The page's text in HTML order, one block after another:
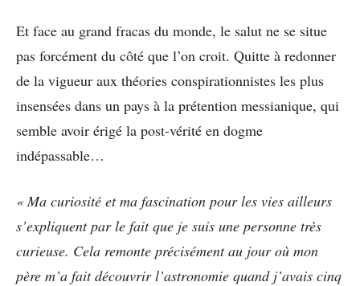
Et face au grand fracas du monde, le salut ne se situe
pas forcément du côté que l’on croit. Quitte à redonner
de la vigueur aux théories conspirationnistes les plus
insensées dans un pays à la prétention messianique, qui
semble avoir érigé la post-vérité en dogme
indépassable…
« Ma curiosité et ma fascination pour les vies ailleurs
s’expliquent par le fait que je suis une personne très
curieuse. Cela remonte précisément au jour où mon
père m’a fait découvrir l’astronomie quand j’avais cinq